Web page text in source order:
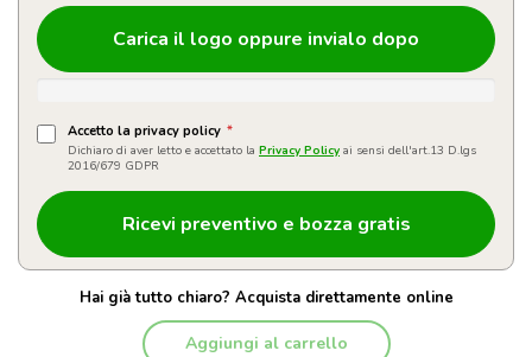
Carica il logo oppure invialo dopo
Accetto la privacy policy *
Dichiaro di aver letto e accettato la Privacy Policy ai sensi dell'art.13 D.lgs
2016/679 GDPR
Hai già tutto chiaro? Acquista direttamente online
Aggiungi al carrello